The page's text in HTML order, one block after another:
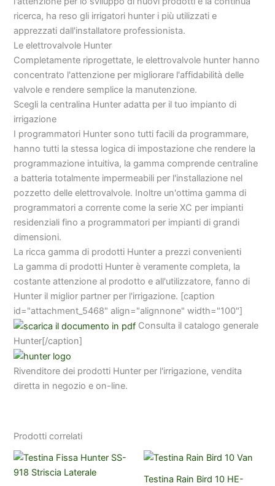
ricerca, ha reso gli irrigatori hunter i più utilizzati e
apprezzati dall'installatore professionista.
Le elettrovalvole Hunter
Completamente riprogettate, le elettrovalvole hunter hanno
concentrato l'attenzione per migliorare l'affidabilità delle
valvole e rendere semplice la manutenzione.
Scegli la centralina Hunter adatta per il tuo impianto di
irrigazione
I programmatori Hunter sono tutti facili da programmare,
hanno tutti la stessa logica di impostazione che rendere la
programmazione intuitiva, la gamma comprende centraline
a batteria totalmente impermeabili per l'installazione nel
pozzetto delle elettrovalvole. Inoltre un'ottima gamma di
programmatori a corrente come la serie XC per impianti
residenziali fino a programmatori per impianti di grandi
dimensioni.
La ricca gamma di prodotti Hunter a prezzi convenienti
La gamma di prodotti Hunter è veramente completa, la
costante attenzione al prodotto e all'utilizzatore, fanno di
Hunter il miglior partner per l'irrigazione. [caption
id="attachment_5468" align="alignnone" width="100"]
Consulta il catalogo generale
Hunter[/caption]
Rivenditore dei prodotti Hunter per l'irrigazione, vendita
diretta in negozio e on-line.
Prodotti correlati
Testina Rain Bird 10 HE-